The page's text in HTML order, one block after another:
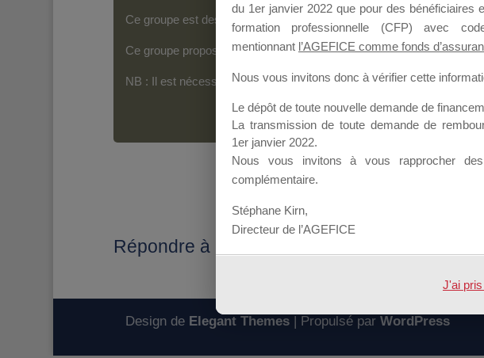
Ce groupe est destiné aux Organismes de Formation qui souhaitent
Ce groupe propose un forum dédié au support sur lequel il est
NB : Il est nécessaire d’êtreinscrit(e)pour pouvoir rejoindre ce
Répondre à : Poser sa candiature pour
Design de Elegant Themes| Propulsé par WordPress
du 1er janvier 2022 que pour des bénéficiaires
formation professionnelle (CFP) avec
mentionnant l’AGEFICE comme fonds
Nous vous invitons donc à vérifier cette
Le dépôt de toute nouvelle demande de
La transmission de toute demande de
1er janvier 2022.
Nous vous invitons à vous rapprocher
complémentaire.
Stéphane Kirn,
Directeur de l’AGEFICE
J'ai